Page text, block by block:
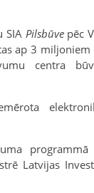
SIA Pilsbūvepēc
ap 3
centra
programmā
Latvijas